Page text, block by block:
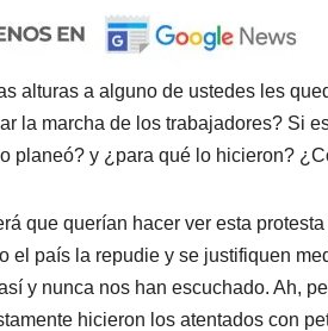
alturas a alguno de ustedes les
la marcha de los trabajadores? Si
planeó? y ¿para qué lo hicieron?
que querían hacer ver esta
el país la repudie y se justifiquen
y nunca nos han escuchado. Ah,
hicieron los atentados con